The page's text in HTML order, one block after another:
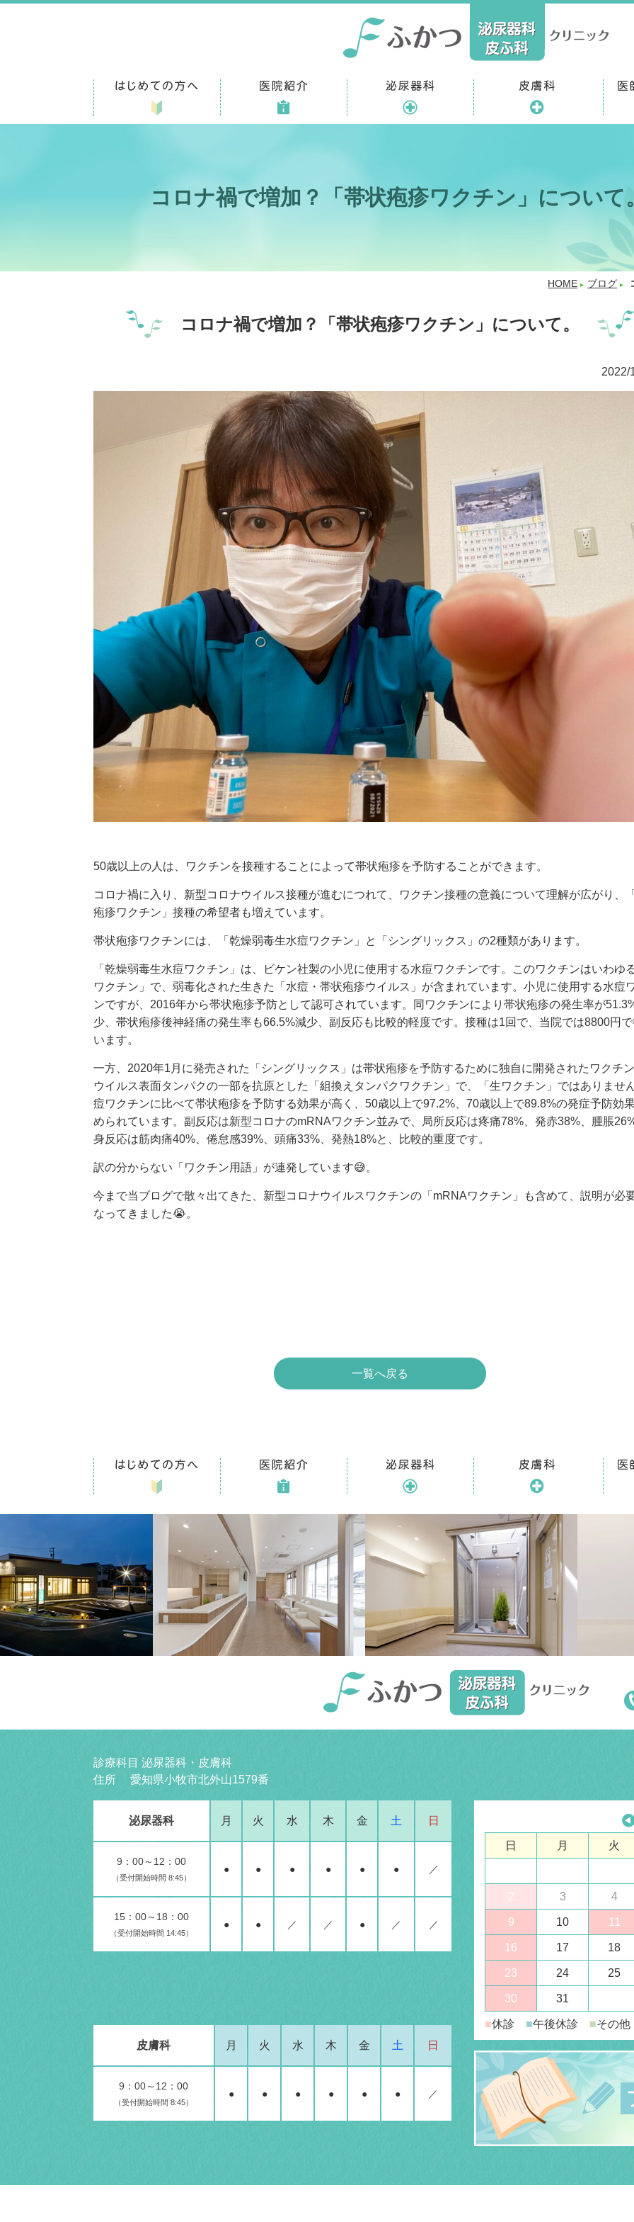
コロナ禍で増加？「帯状疱疹ワクチン」について
HOME ブログ
コロナ禍で増加？「帯状疱疹ワクチン」について。
2022/
50歳以上の人は、ワクチンを接種することによって帯状疱疹を予防することができます。
コロナ禍に入り、新型コロナウイルス接種が進むにつれて、ワクチン接種の意義について理解が広がり、
疱疹ワクチン」接種の希望者も増えています。
帯状疱疹ワクチンには、「乾燥弱毒生水痘ワクチン」と「シングリックス」の2種類があります。
「乾燥弱毒生水痘ワクチン」は、ビケン社製の小児に使用する水痘ワクチンです。このワクチンはいわゆ
ワクチン」で、弱毒化された生きた「水痘・帯状疱疹ウイルス」が含まれています。小児に使用する水痘
ンですが、2016年から帯状疱疹予防として認可されています。同ワクチンにより帯状疱疹の発生率が
少、帯状疱疹後神経痛の発生率も66.5%減少、副反応も比較的軽度です。接種は1回で、当院では8800円
います。
一方、2020年1月に発売された「シングリックス」は帯状疱疹を予防するために独自に開発されたワクチ
ウイルス表面タンパクの一部を抗原とした「組換えタンパクワクチン」で、「生ワクチン」ではありませ
痘ワクチンに比べて帯状疱疹を予防する効果が高く、50歳以上で97.2%、70歳以上で89.8%の発症予防効
められています。副反応は新型コロナのmRNAワクチン並みで、局所反応は疼痛78%、発赤38%、腫脹
身反応は筋肉痛40%、倦怠感39%、頭痛33%、発熱18%と、比較的重度です。
訳の分からない「ワクチン用語」が連発しています😅。
今まで当ブログで散々出てきた、新型コロナウイルスワクチンの「mRNAワクチン」も含めて、説明が必
なってきました😭。
一覧へ戻る
診療科目 泌尿器科・皮膚科
住所 愛知県小牧市北外山1579番
泌尿器科 月 火 水 木 金 土 日
9：00～12：00
（受付開始時間 8:45）
● ● ● ● ● ● ／
15：00～18：00
（受付開始時間 14:45）
● ● ／ ／ ● ／ ／
皮膚科 月 火 水 木 金 土 日
9：00～12：00
（受付開始時間 8:45）
● ● ● ● ● ● ／
日 月 火
2 3 4
9 10 11
16 17 18
23 24 25
30 31
■休診 ■午後休診 ■その他